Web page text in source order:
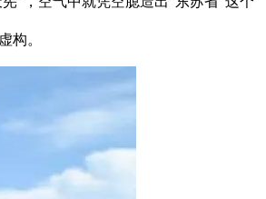
构。